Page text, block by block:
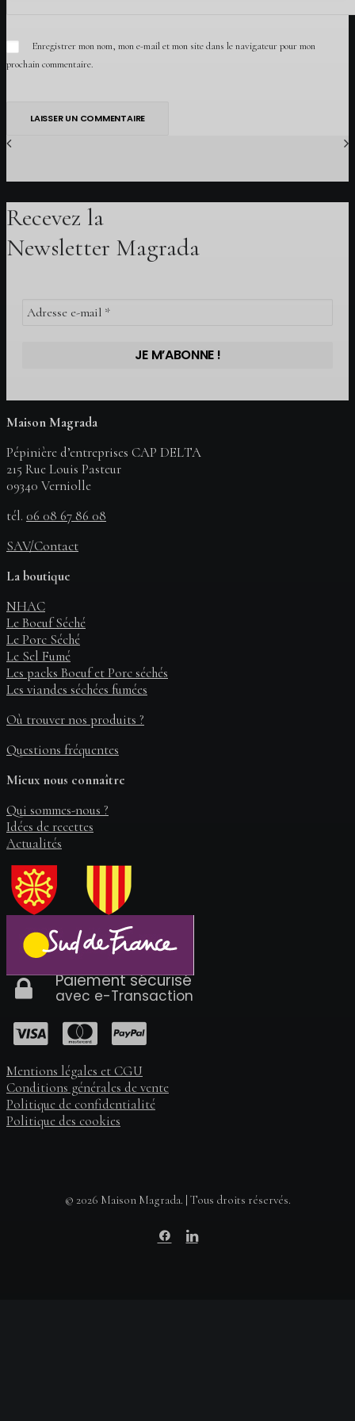
Enregistrer mon nom, mon e-mail et mon site dans le navigateur pour mon
prochain commentaire.
Recevez la
Newsletter Magrada
Maison Magrada
Pépinière d’entreprises CAP DELTA
215 Rue Louis Pasteur
09340 Verniolle
tél. 06 08 67 86 08
SAV/Contact
La boutique
NHAC
Le Boeuf Séché
Le Porc Séché
Le Sel Fumé
Les packs Boeuf et Porc séchés
Les viandes séchées fumées
Où trouver nos produits ?
Questions fréquentes
Mieux nous connaître
Qui sommes-nous ?
Idées de recettes
Actualités
Paiement sécurisé
avec e-Transaction
Mentions légales et CGU
Conditions générales de vente
Politique de confidentialité
Politique des cookies
© 2026 Maison Magrada. | Tous droits réservés.